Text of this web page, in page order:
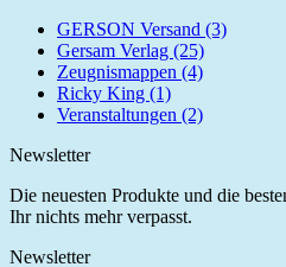
GERSON Versand (3)
Gersam Verlag (25)
Zeugnismappen (4)
Ricky King (1)
Veranstaltungen (2)
Newsletter
Die neuesten Produkte und die
Ihr nichts mehr verpasst.
Newsletter